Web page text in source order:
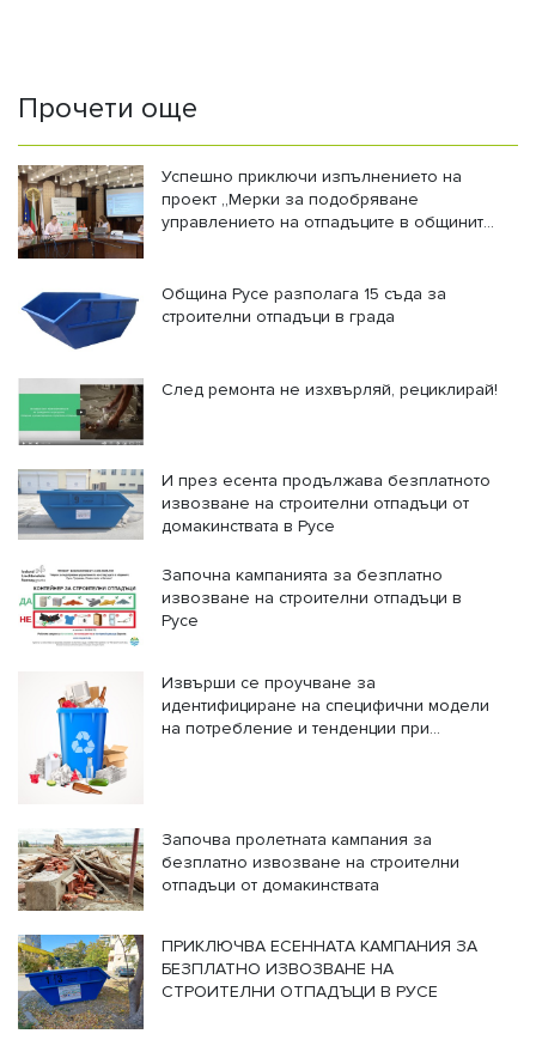
Прочети още
Успешно приключи изпълнението на
проект „Мерки за подобряване
управлението на отпадъците в общините
Община Русе разполага 15 съда за
строителни отпадъци в града
След ремонта не изхвърляй, рециклирай!
И през есента продължава безплатното
извозване на строителни отпадъци от
домакинствата в Русе
Започна кампанията за безплатно
извозване на строителни отпадъци в
Русе
Извърши се проучване за
идентифициране на специфични модели
на потребление и тенденции при
Започва пролетната кампания за
безплатно извозване на строителни
отпадъци от домакинствата
ПРИКЛЮЧВА ЕСЕННАТА КАМПАНИЯ ЗА
БЕЗПЛАТНО ИЗВОЗВАНЕ НА
СТРОИТЕЛНИ ОТПАДЪЦИ В РУСЕ